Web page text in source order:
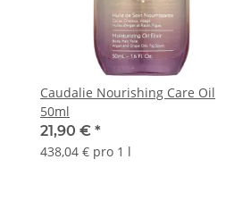
Caudalie Nourishing Care Oil
50ml
21,90 € *
438,04 € pro 1 l